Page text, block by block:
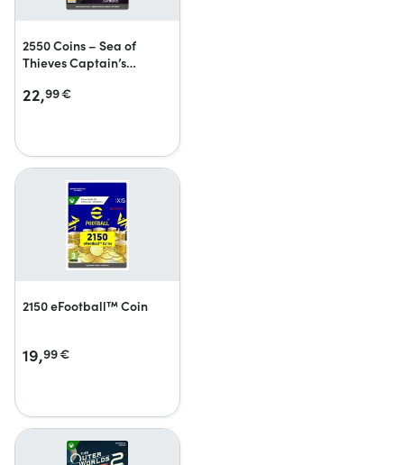
2550 Coins – Sea of
Thieves Captain’s
22,99€
2150 eFootball™ Coin
19,99€